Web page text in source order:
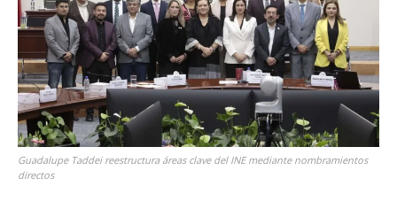
Guadalupe Taddei reestructura áreas clave del INE mediante nombramientos
directos